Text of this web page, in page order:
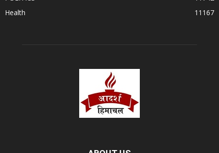
Health
11167